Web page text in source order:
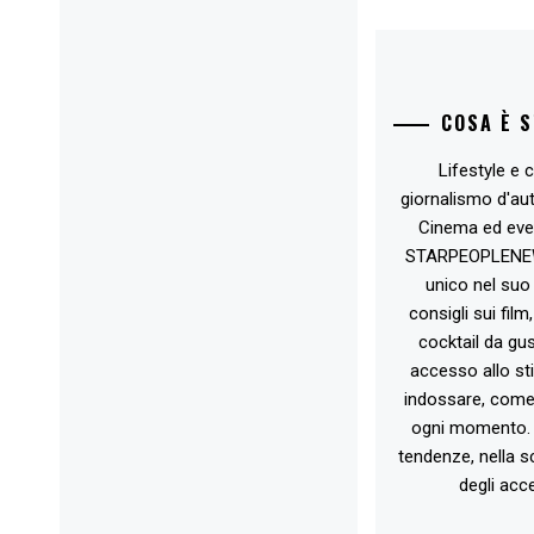
COSA È
Lifestyle e
giornalismo
Cinema ed
unico nel suo
consigli sui
cocktail da
accesso allo
indossare,
ogni
tendenze, nella
degli